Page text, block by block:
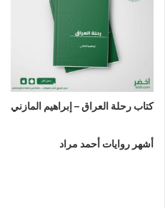
كتاب رحلة العراق – إبراهيم المازني
أشهر روايات أحمد مراد